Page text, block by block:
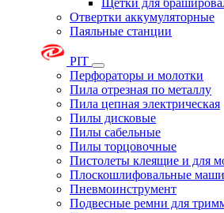
Щётки для
Отвертки аккумуляторные
Паяльные станции
PIT
Перфораторы и молотки
Пила отрезная по металлу
Пила цепная электрическая
Пилы дисковые
Пилы сабельные
Пилы торцовочные
Пистолеты клеящие и для
Плоскошлифовальные
Пневмоинструмент
Подвесные ремни для